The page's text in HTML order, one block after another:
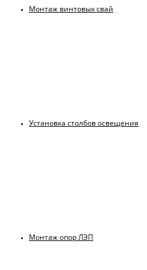
Монтаж винтовых свай
Установка столбов освещения
Монтаж опор ЛЭП